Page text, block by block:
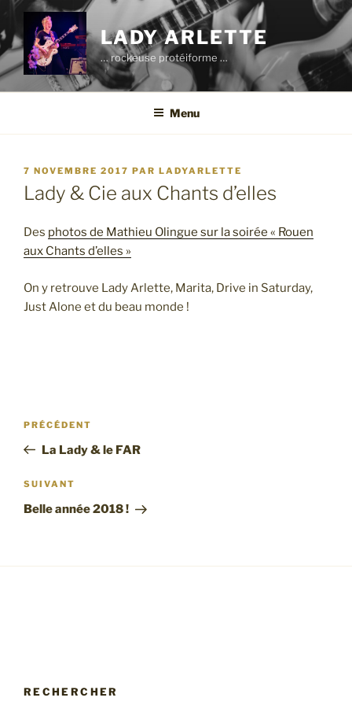
Aller
au
contenu
principal
LADY ARLETTE
… rockeuse protéiforme …
Menu
PUBLIÉ
LE
7 NOVEMBRE 2017 PAR LADYARLETTE
Lady & Cie aux Chants d’elles
Des photos de Mathieu Olingue sur la soirée « Rouen
aux Chants d’elles »
On y retrouve Lady Arlette, Marita, Drive in Saturday,
Just Alone et du beau monde !
Navigation
l’article
Article
précédent
PRÉCÉDENT
La Lady & le FAR
Article
suivant
SUIVANT
Belle année 2018 !
RECHERCHER